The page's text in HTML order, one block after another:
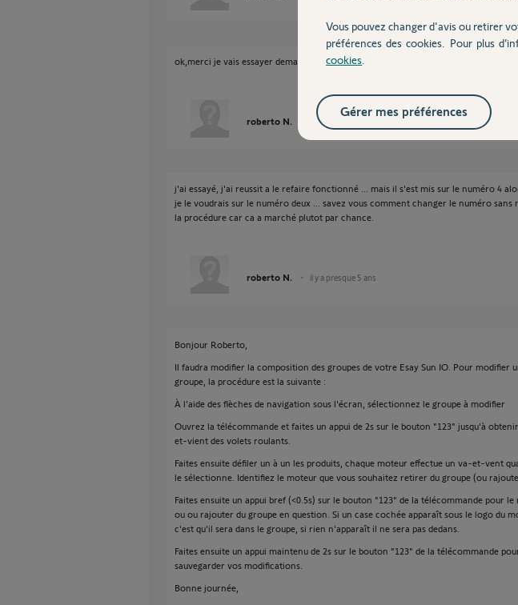
ok,merci je vais essayer demain.
roberto N. il y a presque 5 ans
j'ai essayé, j'ai reussit a le refaire fonctionné ... mais il s'est mis sur le numéro 4
je le voudrais sur le numéro deux ... savez vous comment changer le numéro sans
la procédure car ca a marché plutot par chance.
roberto N. il y a presque 5 ans
Bonjour Roberto,
Il faudra modifier la composition des groupes de votre Esay Sun IO. Pour modifier
groupe, la procédure est la suivante :
À l'aide des flèches de navigation sous l'écran, sélectionnez le groupe à modifier
Ouvrez la télécommande et faites un appui de 2s sur le bouton "123" jusqu'à
et-vient des volets roulants.
Faites ensuite défiler un à un les produits, chaque moteur effectue un va-et-vent
le sélectionne. Identifiez le moteur que vous souhaitez retirer du groupe (ou
Faites ensuite un appui bref (<0.5s) sur le bouton "123" de la télécommande pour
ou ou rajouter du groupe en question. Si un case cochée apparaît sous le logo du
c'est qu'il sera dans le groupe, si rien n'apparaît il ne sera pas dedans.
Faites ensuite un appui maintenu de 2s sur le bouton "123" de la télécommande
sauvegarder vos modifications.
Bonne journée,
Vous pouvez changer d'avis ou retirer
préférences des cookies. Pour plus
cookies
Gérer mes préférences